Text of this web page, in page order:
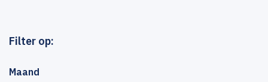
Filter op:
Maand